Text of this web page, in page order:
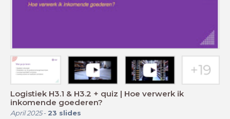
Logistiek H3.1 & H3.2 + quiz | Hoe verwerk ik
inkomende goederen?
April 2025- 23 slides